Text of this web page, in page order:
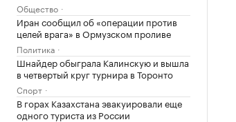
Общество
Иран сообщил об «операции против
целей врага» в Ормузском проливе
Политика
Шнайдер обыграла Калинскую и вышла
в четвертый круг турнира в Торонто
Спорт
В горах Казахстана эвакуировали еще
одного туриста из России